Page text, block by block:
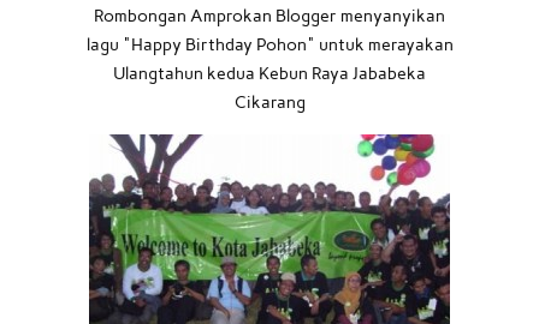
Rombongan Amprokan Blogger menyanyikan
lagu "Happy Birthday Pohon" untuk merayakan
Ulangtahun kedua Kebun Raya Jababeka
Cikarang